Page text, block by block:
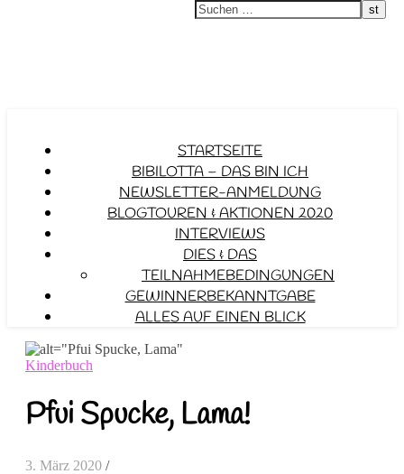
STARTSEITE
BIBILOTTA – DAS BIN ICH
NEWSLETTER-ANMELDUNG
BLOGTOUREN & AKTIONEN 2020
INTERVIEWS
DIES & DAS
TEILNAHMEBEDINGUNGEN
GEWINNERBEKANNTGABE
ALLES AUF EINEN BLICK
Kinderbuch
Pfui Spucke, Lama!
3. März 2020 /